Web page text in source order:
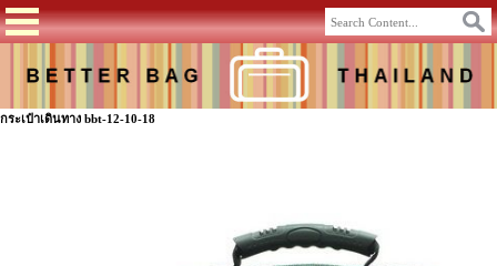
กระเป๋าเดินทาง bbt-12-10-18